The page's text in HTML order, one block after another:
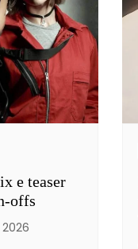
e teaser
offs